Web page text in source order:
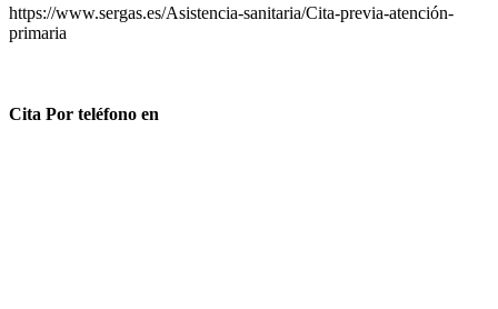
https://www.sergas.es/Asistencia-sanitaria/Cita-previa-atención-
primaria
Cita Por teléfono en